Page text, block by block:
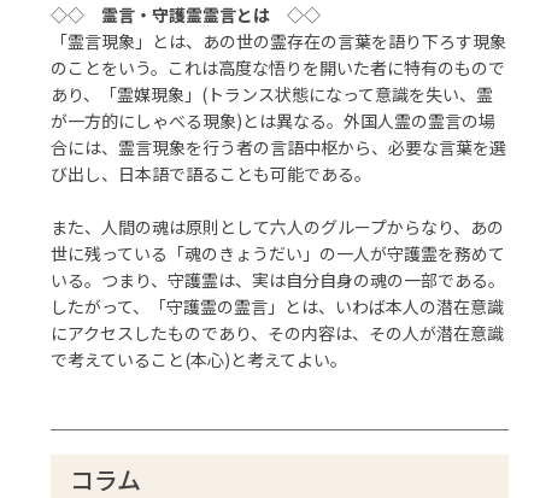
◇◇霊言・守護霊霊言とは ◇◇
「霊言現象」とは、あの世の霊存在の言葉を語り下ろす現象
のことをいう。これは高度な悟りを開いた者に特有のもので
あり、「霊媒現象」(トランス状態になって意識を失い、霊
が一方的にしゃべる現象)とは異なる。外国人霊の霊言の場
合には、霊言現象を行う者の言語中枢から、必要な言葉を選
び出し、日本語で語ることも可能である。
また、人間の魂は原則として六人のグループからなり、あの
世に残っている「魂のきょうだい」の一人が守護霊を務めて
いる。つまり、守護霊は、実は自分自身の魂の一部である。
したがって、「守護霊の霊言」とは、いわば本人の潜在意識
にアクセスしたものであり、その内容は、その人が潜在意識
で考えていること(本心)と考えてよい。
コラム